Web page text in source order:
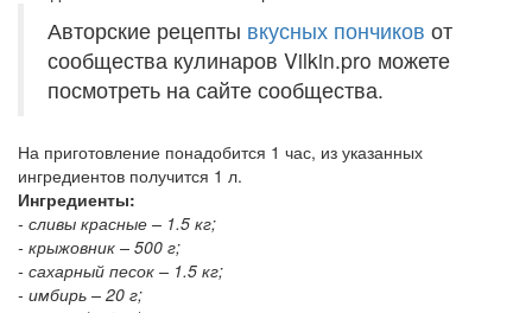
Авторские рецепты вкусных пончиков от
сообщества кулинаров Vilkin.pro можете
посмотреть на сайте сообщества.
На приготовление понадобится 1 час, из указанных
ингредиентов получится 1 л.
Ингредиенты:
- сливы красные – 1.5 кг;
- крыжовник – 500 г;
- сахарный песок – 1.5 кг;
- имбирь – 20 г;